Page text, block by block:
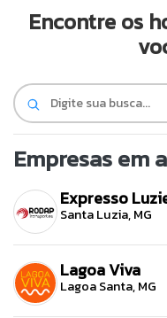
Santa Catarina
Rio Grande do
Centro-Oeste
Nordeste
Norte
© 2026 Viva City Serviços Digitais
Encontre os
Empresas em
Expresso
Santa Luzia, MG
Lagoa Viva
Lagoa Santa, MG